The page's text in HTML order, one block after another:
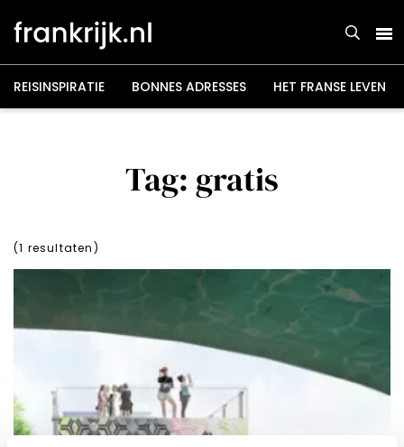
naar
inhoud
REISINSPIRATIE BONNES ADRESSES HET FRANSE LEVEN
Tag: gratis
(1 resultaten)